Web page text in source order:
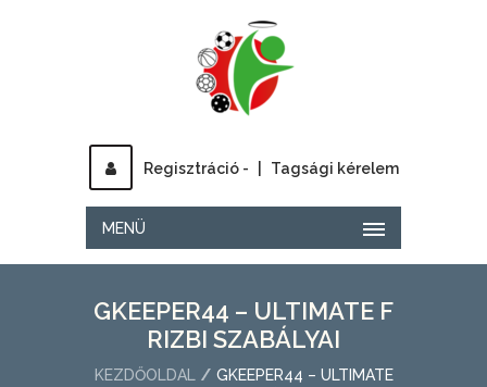
Regisztráció - Tagsági kérelem
MENÜ
GKEEPER44 – ULTIMATE F
RIZBI SZABÁLYAI
KEZDŐOLDAL
GKEEPER44 – ULTIMATE